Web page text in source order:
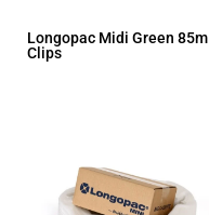
Longopac Midi Green 85m
Clips